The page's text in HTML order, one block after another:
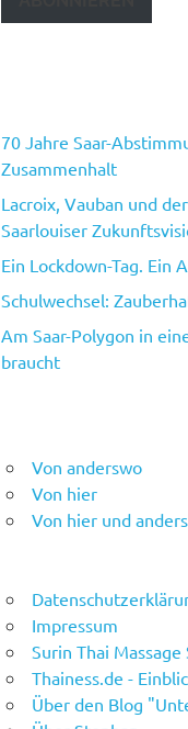
70 Jahre Saar-
Zusammenhalt
Lacroix, Vauban und
Saarlouiser
Ein Lockdown-Tag. Ein
Schulwechsel:
Am Saar-Polygon in
braucht
Von anderswo
Von hier
Von hier und
Impressum
Surin Thai Massage
Thainess.de -
Über den Blog